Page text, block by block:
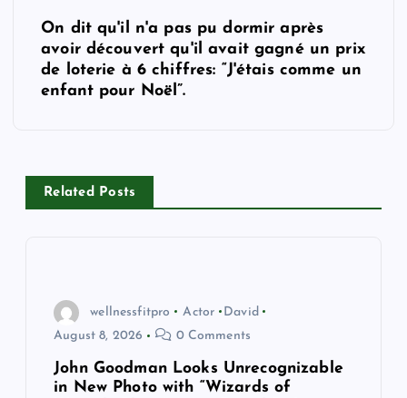
On dit qu'il n'a pas pu dormir après
avoir découvert qu'il avait gagné un prix
de loterie à 6 chiffres: “J'étais comme un
enfant pour Noël”.
Related Posts
wellnessfitpro Actor
David
August 8, 2026
0 Comments
John Goodman Looks Unrecognizable
in New Photo with “Wizards of